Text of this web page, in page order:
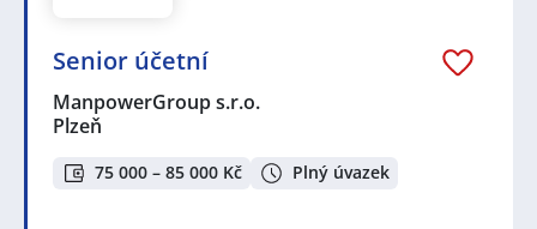
Senior účetní
ManpowerGroup s.r.o.
Plzeň
75 000 – 85 000 Kč Plný úvazek